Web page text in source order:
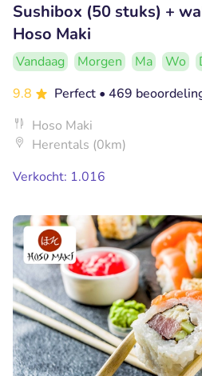
Sushibox (50 stuks) +
Hoso Maki
Vandaag Morgen Ma Wo
9.8
Perfect • 469
Hoso Maki
Herentals (0km)
Verkocht: 1.016